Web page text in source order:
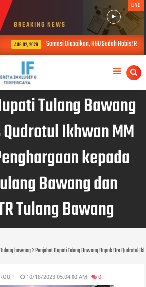
BREAKING NEWS
LIVE
AUG 02, 2026 Somasi Diabaikan, HGU Sudah Habis!
Tulang Bawang
Ikhwan MM
kepada
Bawang dan
Tulang Bawang
Tulang bawang Penjabat Bupati Tulang Bawang Bapak Drs Qudrotul
10/18/2023 05:04:00 AM 0